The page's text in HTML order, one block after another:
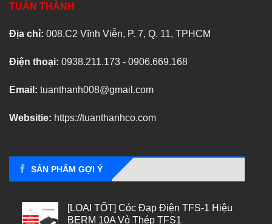
TUẤN THÀNH
Địa chỉ: 008.C2 Vĩnh Viễn, P. 7, Q. 11, TPHCM
Điện thoại: 0938.211.173 - 0906.669.168
Email: tuanthanh008@gmail.com
Websitie: https://tuanthanhco.com
SẢN PHẨM GỢI Ý
[LOẠI TỐT] Cóc Đạp Điện TFS-1 Hiệu
BERM 10A Vỏ Thép TFS1